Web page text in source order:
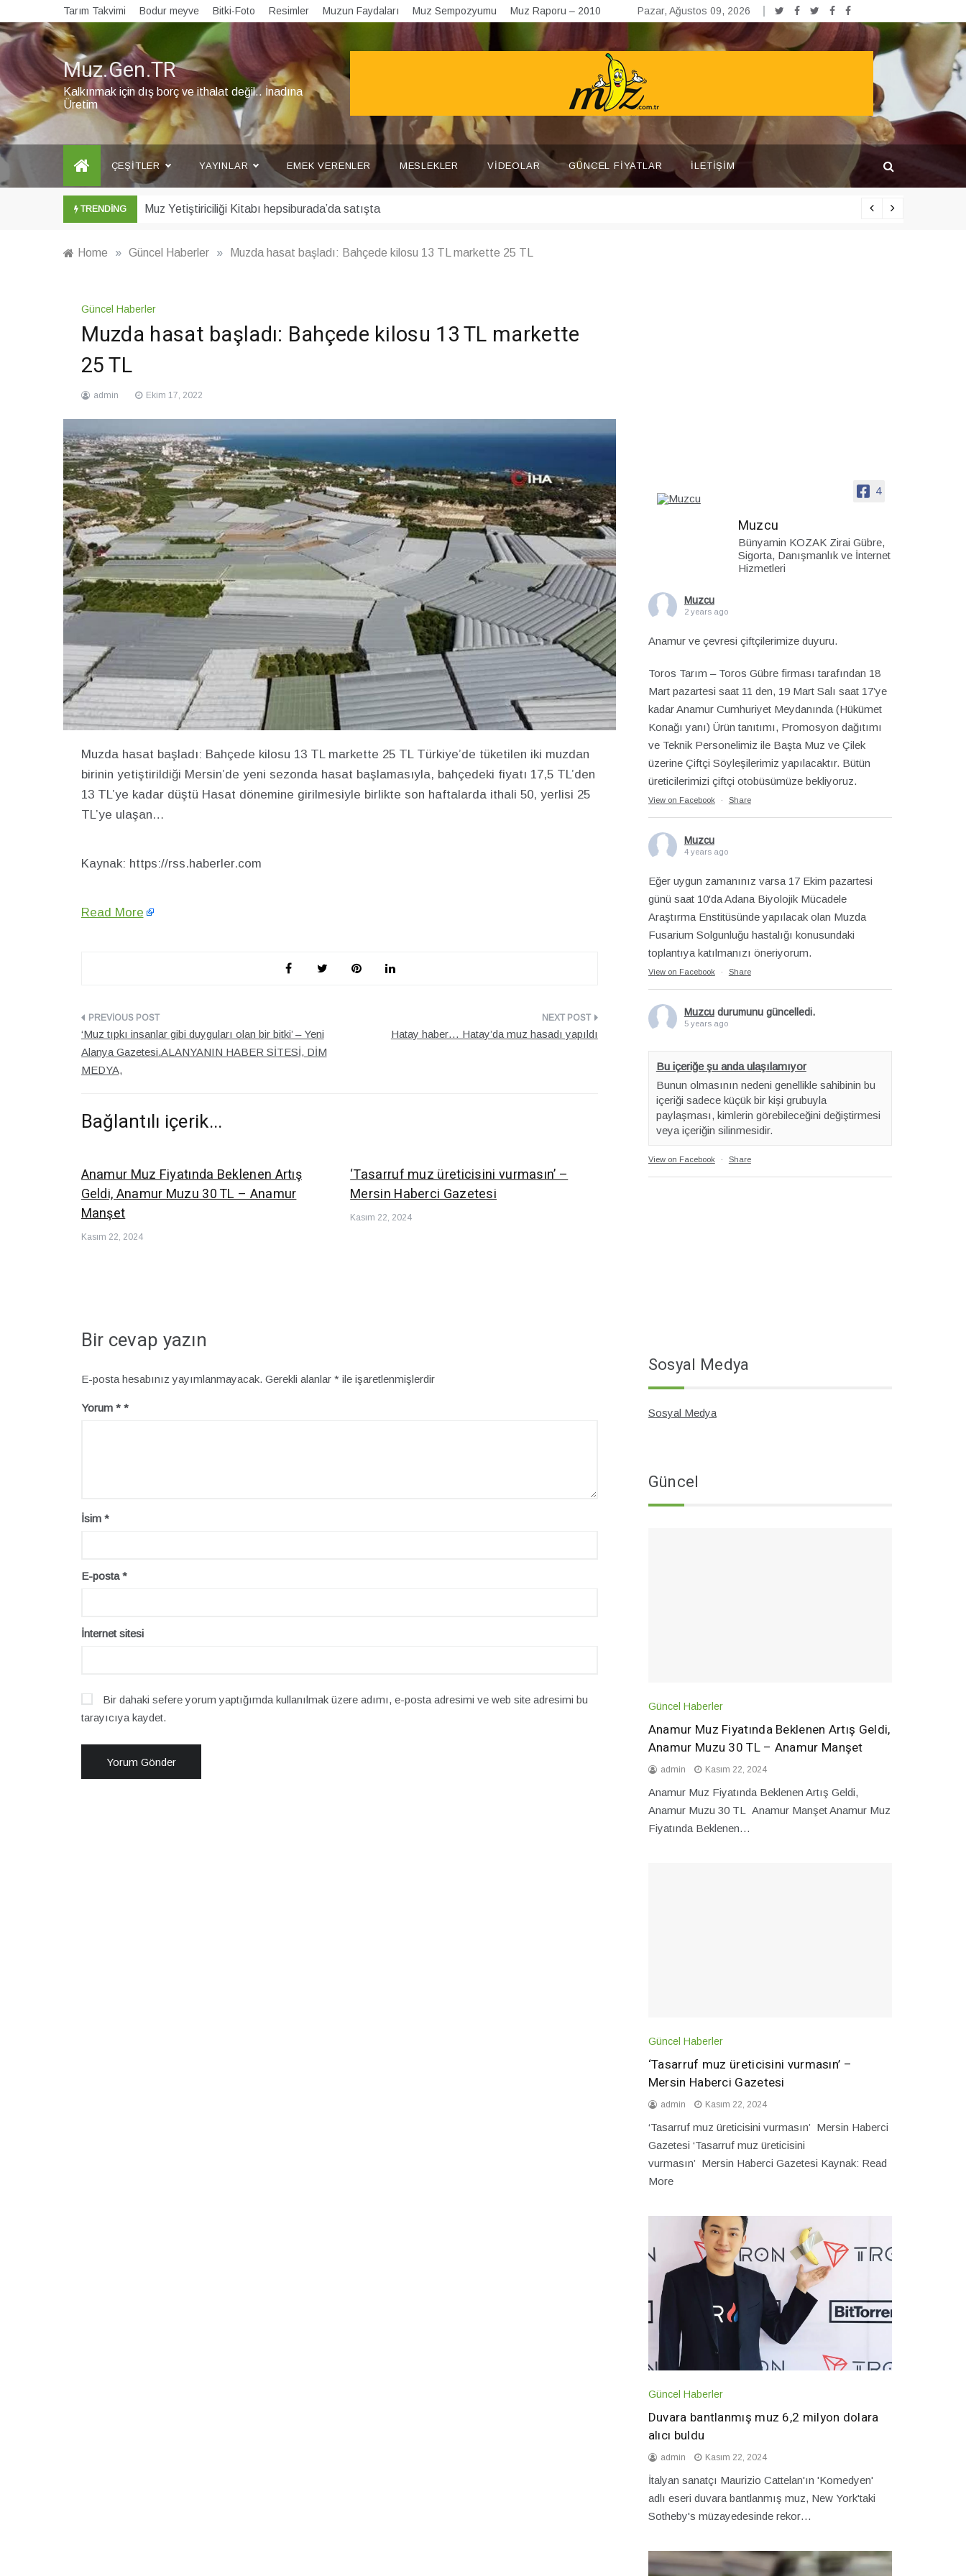
to
content
Tarım Takvimi Bodur meyve Bitki-Foto Resimler Muzun Faydaları Muz Sempozyumu Muz Raporu – 2010 Pazar, Ağustos 09, 2026
Muz.Gen.TR
Kalkınmak için dış borç ve ithalat değil.. İnadına
Üretim
ÇEŞITLER YAYINLAR EMEK VERENLER MESLEKLER VIDEOLAR GÜNCEL FIYATLAR İLETIŞIM
TRENDING Şubat ayı Muz Bülteni yayınlandı
Home » Güncel Haberler » Muzda hasat başladı: Bahçede kilosu 13 TL markette 25 TL
Güncel Haberler
Muzda hasat başladı: Bahçede kilosu 13 TL markette
25 TL
admin Ekim 17, 2022
Muzda hasat başladı: Bahçede kilosu 13 TL markette 25 TL Türkiye’de tüketilen iki muzdan
birinin yetiştirildiği Mersin’de yeni sezonda hasat başlamasıyla, bahçedeki fiyatı 17,5 TL’den
13 TL’ye kadar düştü Hasat dönemine girilmesiyle birlikte son haftalarda ithali 50, yerlisi 25
TL’ye ulaşan…
Kaynak: https://rss.haberler.com
Read More
Yazı
dolaşımı
‘Muz tıpkı insanlar gibi duyguları olan bir bitki’ – Yeni
Alanya Gazetesi.ALANYANIN HABER SİTESİ, DİM
MEDYA,
Hatay haber… Hatay’da muz hasadı yapıldı
Bağlantılı içerik...
Anamur Muz Fiyatında Beklenen Artış
Geldi, Anamur Muzu 30 TL – Anamur
Manşet
Kasım 22, 2024
‘Tasarruf muz üreticisini vurmasın’ –
Mersin Haberci Gazetesi
Kasım 22, 2024
Bir cevap yazın
E-posta hesabınız yayımlanmayacak. Gerekli alanlar * ile işaretlenmişlerdir
Yorum *
İsim *
E-posta*
İnternet sitesi
Bir dahaki sefere yorum yaptığımda kullanılmak üzere adımı, e-posta adresimi ve web site adresimi bu
tarayıcıya kaydet.
4
Muzcu
Bünyamin KOZAK Zirai Gübre,
Sigorta, Danışmanlık ve İnternet
Hizmetleri
Muzcu
2 years ago
Anamur ve çevresi çiftçilerimize duyuru.
Toros Tarım – Toros Gübre firması tarafından 18
Mart pazartesi saat 11 den, 19 Mart Salı saat 17’ye
kadar Anamur Cumhuriyet Meydanında (Hükümet
Konağı yanı) Ürün tanıtımı, Promosyon dağıtımı
ve Teknik Personelimiz ile Başta Muz ve Çilek
üzerine Çiftçi Söyleşilerimiz yapılacaktır. Bütün
üreticilerimizi çiftçi otobüsümüze bekliyoruz.
View on Facebook · Share
Muzcu
4 years ago
Eğer uygun zamanınız varsa 17 Ekim pazartesi
günü saat 10'da Adana Biyolojik Mücadele
Araştırma Enstitüsünde yapılacak olan Muzda
Fusarium Solgunluğu hastalığı konusundaki
toplantıya katılmanızı öneriyorum.
View on Facebook · Share
Muzcu durumunu güncelledi.
5 years ago
Bu içeriğe şu anda ulaşılamıyor
Bunun olmasının nedeni genellikle sahibinin bu
içeriği sadece küçük bir kişi grubuyla
paylaşması, kimlerin görebileceğini değiştirmesi
veya içeriğin silinmesidir.
View on Facebook · Share
Sosyal Medya
Sosyal Medya
Güncel
Güncel Haberler
Anamur Muz Fiyatında Beklenen Artış Geldi,
Anamur Muzu 30 TL – Anamur Manşet
admin Kasım 22, 2024
Anamur Muz Fiyatında Beklenen Artış Geldi,
Anamur Muzu 30 TL Anamur Manşet Anamur Muz
Fiyatında Beklenen…
Güncel Haberler
‘Tasarruf muz üreticisini vurmasın’ –
Mersin Haberci Gazetesi
admin Kasım 22, 2024
‘Tasarruf muz üreticisini vurmasın’ Mersin Haberci
Gazetesi ‘Tasarruf muz üreticisini
vurmasın’ Mersin Haberci Gazetesi Kaynak: Read
More
Güncel Haberler
Duvara bantlanmış muz 6,2 milyon dolara
alıcı buldu
admin Kasım 22, 2024
İtalyan sanatçı Maurizio Cattelan'ın 'Komedyen'
adlı eseri duvara bantlanmış muz, New York'taki
Sotheby's müzayedesinde rekor…